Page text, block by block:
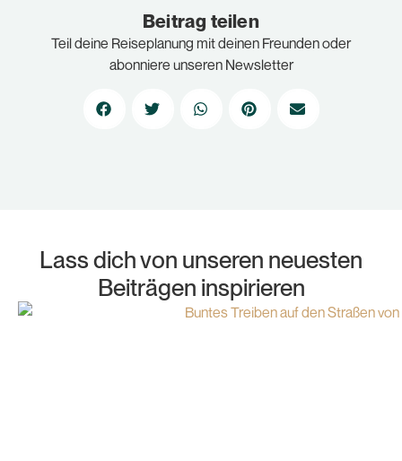
Beitrag teilen
Teil deine Reiseplanung mit deinen Freunden oder
abonniere unseren Newsletter
Lass dich von unseren neuesten
Beiträgen inspirieren